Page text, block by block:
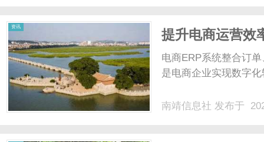
资讯
提升电商运营
重要作用
电商ERP系统整合订
是电商企业实现数字
南靖信息社 发布于